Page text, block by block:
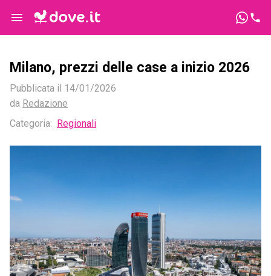
Milano, prezzi delle case a inizio 2026
Pubblicata il 14/01/2026
da Redazione
Categoria:
Regionali